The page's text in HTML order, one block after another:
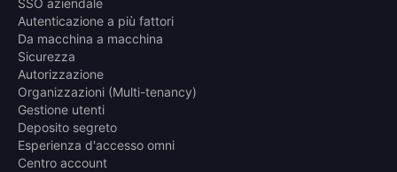
SSO aziendale
Autenticazione a più fattori
Da macchina a macchina
Sicurezza
Autorizzazione
Organizzazioni (Multi-tenancy)
Gestione utenti
Deposito segreto
Esperienza d'accesso omni
Centro account